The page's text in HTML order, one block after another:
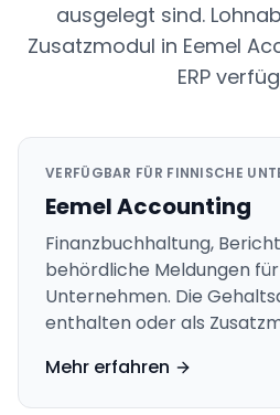
ausgelegt sind.
Zusatzmodul in Eemel
ERP
VERFÜGBAR FÜR FINNISCHE
Eemel Accounting
Finanzbuchhaltung,
behördliche Meldungen
Unternehmen. Die
enthalten oder als
Mehr erfahren